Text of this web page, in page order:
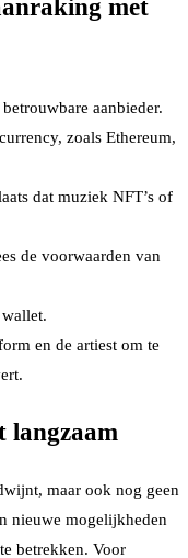
met
aanbieder.
zoals Ethereum,
dat muziek NFT’s of
de voorwaarden van
en de artiest om te
langzaam
maar ook nog geen
nieuwe mogelijkheden
betrekken. Voor